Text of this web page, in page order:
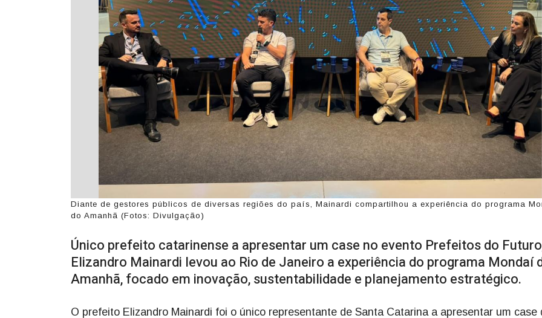
Diante de gestores públicos de diversas regiões do país, Mainardi compartilhou a experiência do programa
do Amanhã (Fotos: Divulgação)
Único prefeito catarinense a apresentar um case no evento Prefeitos do
Elizandro Mainardi levou ao Rio de Janeiro a experiência do programa Mondaí
Amanhã, focado em inovação, sustentabilidade e planejamento estratégico.
O prefeito Elizandro Mainardi foi o único representante de Santa Catarina a apresentar um case